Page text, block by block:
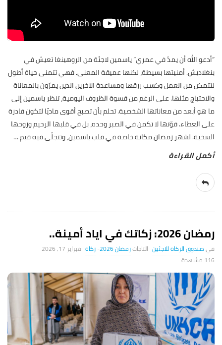
“أدعو الله أن يمدّ في عمري” ياسمين لاجئة من الروهينغا تعيش في
بنغلاديش. أمنيتها بسيطة، لكنها عميقة المعنى. فهي تتمنى حياة أطول
لتتمكن من العمل وكسب رزقها ومساعدة الآخرين الذين يمرّون بالمعاناة
والاحتياج مثلها. على الرغم من قسوة الظروف اليومية، تنظر ياسمين إلى
ما هو أبعد من معاناتها الشخصية. تحلم بأن تصبح أقوى ماديًا لتكون قادرة
على العطاء. قوّتها لا تكمن في الصبر وحده، بل في قلبها الرحيم وروحها
السخية. لشهر رمضان مكانة خاصة في قلب ياسمين، وتتجلّى فيه قيم…
رمضان 2026: زكاتك في اياد أمينة..
صندوق الزكاة للاجئين رمضان 2026 -زكاة فبراير 17, 2026
116 ‎مشاهدة